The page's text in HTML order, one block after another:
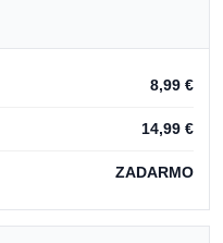
8,99 €
14,99 €
ZADARMO